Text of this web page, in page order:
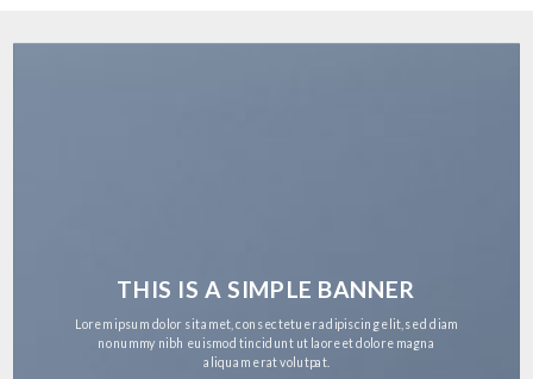
IS A SIMPLE BANNER
dolor sit amet, consectetuer adipiscing elit, sed diam
nibh euismod tincidunt ut laoreet dolore magna
aliquam erat volutpat.